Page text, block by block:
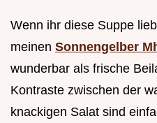
Wenn ihr diese Suppe
meinen Sonnengelber
wunderbar als frische
Kontraste zwischen der
knackigen Salat sind